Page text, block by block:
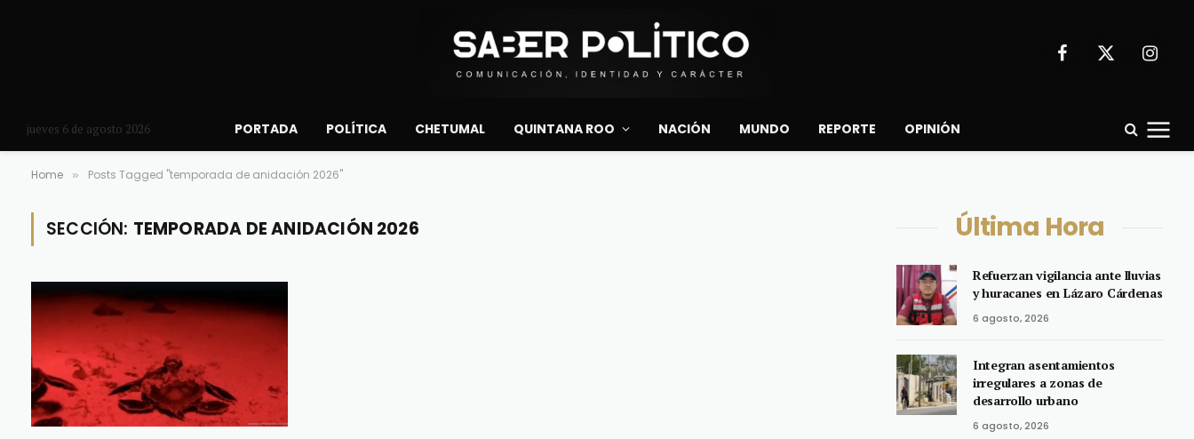
Facebook
X
jueves 6 de agosto 2026 PORTADA POLÍTICA CHETUMAL QUINTANA ROO NACIÓN MUNDO REPORTE OPINIÓN
Home » Posts Tagged "temporada de anidación 2026"
SECCIÓN: TEMPORADA DE ANIDACIÓN 2026 Última Hora
Refuerzan vigilancia ante lluvias
y huracanes en Lázaro Cárdenas
6 agosto, 2026
Integran asentamientos
irregulares a zonas de
desarrollo urbano
6 agosto, 2026